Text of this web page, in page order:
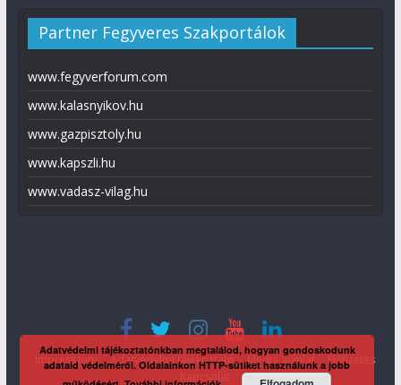
Partner Fegyveres Szakportálok
www.fegyverforum.com
www.kalasnyikov.hu
www.gazpisztoly.hu
www.kapszli.hu
www.vadasz-vilag.hu
Impresszum Adatvédelmi tájékoztató Média ajánlat
Előfizetés
Kapcsolat
Adatvédelmi tájékoztatónkban megtalálod, hogyan gondoskodunk
adataid védelméről. Oldalainkon HTTP-sütiket használunk a jobb